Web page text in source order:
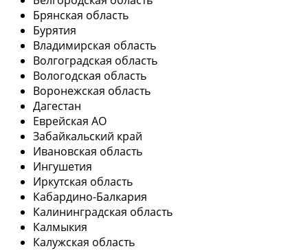
Брянская область
Бурятия
Владимирская область
Волгоградская область
Вологодская область
Воронежская область
Дагестан
Еврейская АО
Забайкальский край
Ивановская область
Ингушетия
Иркутская область
Кабардино-Балкария
Калининградская область
Калмыкия
Калужская область